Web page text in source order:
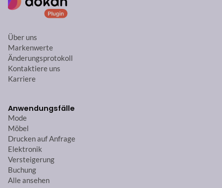
Über uns
Markenwerte
Änderungsprotokoll
Kontaktiere uns
Karriere
Anwendungsfälle
Mode
Möbel
Drucken auf Anfrage
Elektronik
Versteigerung
Buchung
Alle ansehen